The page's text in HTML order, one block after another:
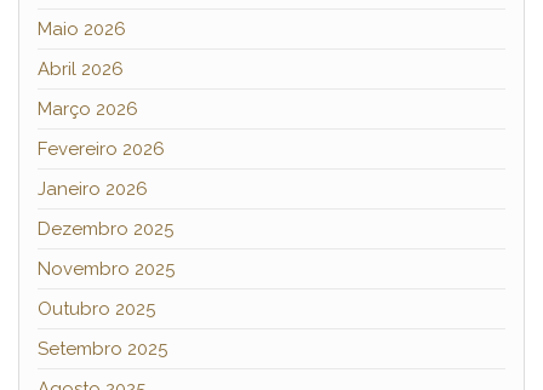
Maio 2026
Abril 2026
Março 2026
Fevereiro 2026
Janeiro 2026
Dezembro 2025
Novembro 2025
Outubro 2025
Setembro 2025